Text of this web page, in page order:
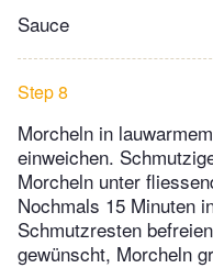
Sauce
Step 8
Morcheln in
einweichen.
Morcheln unter
Nochmals 15 Minuten
Schmutzresten
gewünscht, Morcheln